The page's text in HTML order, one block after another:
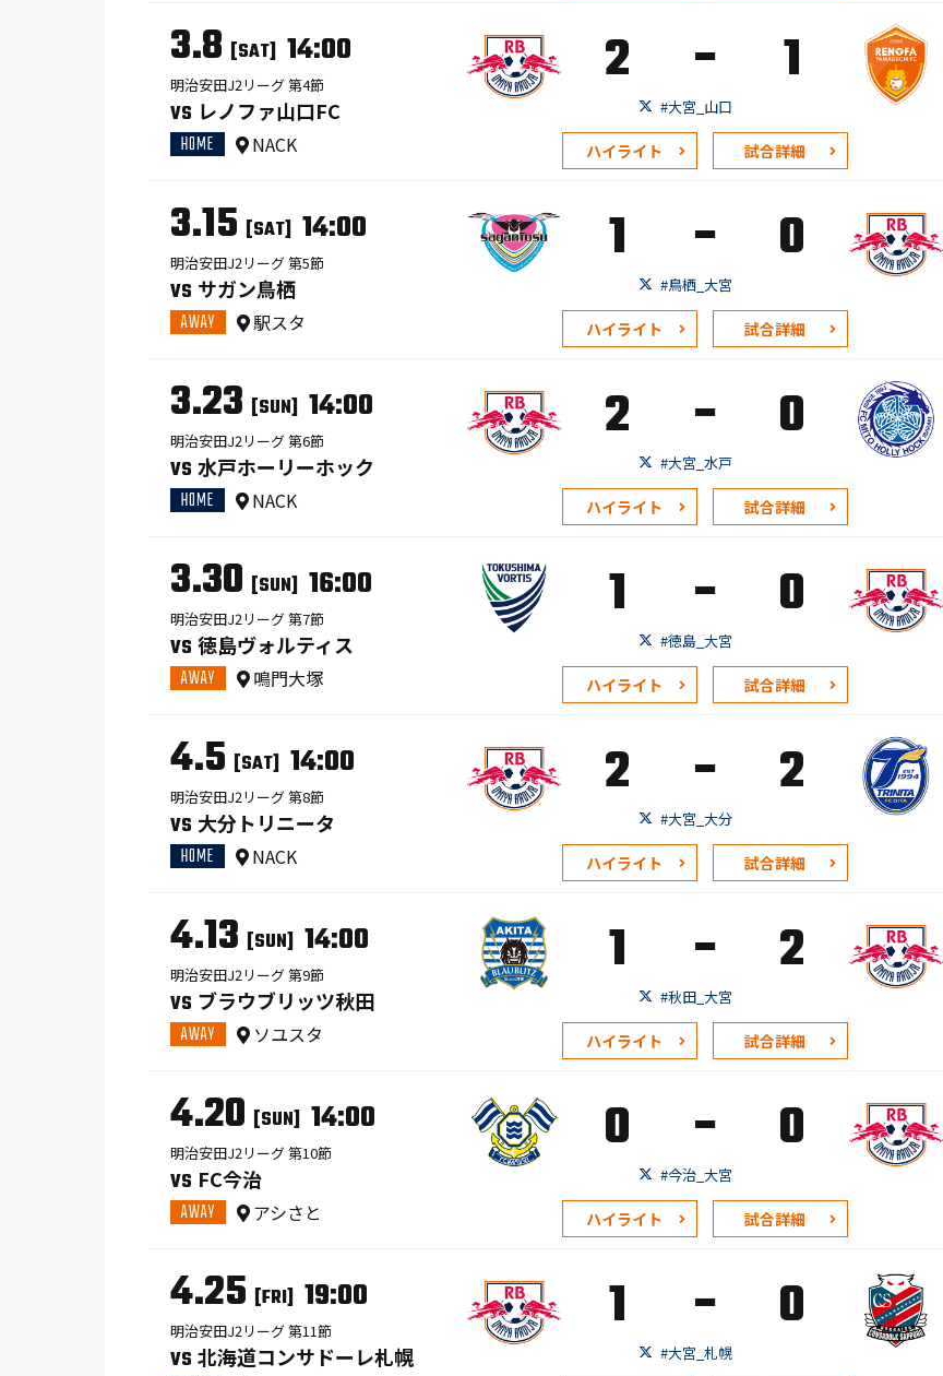
3.8 [SAT] 14:00
明治安田J2リーグ 第4節
VS レノファ山口FC
HOME
NACK
2 - 1
#大宮_山口
ハイライト 試合詳細
3.15 [SAT] 14:00
明治安田J2リーグ 第5節
VS サガン鳥栖
AWAY
駅スタ
1 - 0
#鳥栖_大宮
ハイライト 試合詳細
3.23 [SUN] 14:00
明治安田J2リーグ 第6節
VS 水戸ホーリーホック
HOME
NACK
2 - 0
#大宮_水戸
ハイライト 試合詳細
3.30 [SUN] 16:00
明治安田J2リーグ 第7節
VS 徳島ヴォルティス
AWAY
鳴門大塚
1 - 0
#徳島_大宮
ハイライト 試合詳細
4.5 [SAT] 14:00
明治安田J2リーグ 第8節
VS 大分トリニータ
HOME
NACK
2 - 2
#大宮_大分
ハイライト 試合詳細
4.13 [SUN] 14:00
明治安田J2リーグ 第9節
VS ブラウブリッツ秋田
AWAY
ソユスタ
1 - 2
#秋田_大宮
ハイライト 試合詳細
4.20 [SUN] 14:00
明治安田J2リーグ 第10節
VS FC今治
AWAY
アシさと
0 - 0
#今治_大宮
ハイライト 試合詳細
4.25 [FRI] 19:00
明治安田J2リーグ 第11節
VS 北海道コンサドーレ札幌
1 - 0
#大宮_札幌